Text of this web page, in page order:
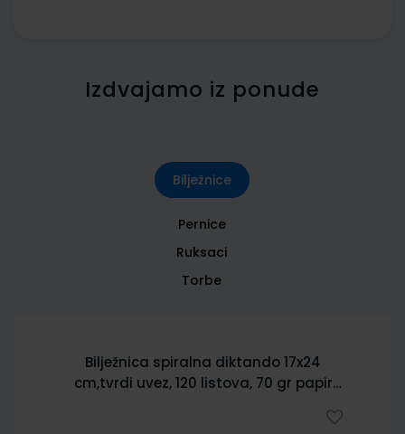
Izdvajamo iz ponude
Bilježnice
Pernice
Ruksaci
Torbe
Bilježnica spiralna diktando 17x24
cm,tvrdi uvez, 120 listova, 70 gr papir